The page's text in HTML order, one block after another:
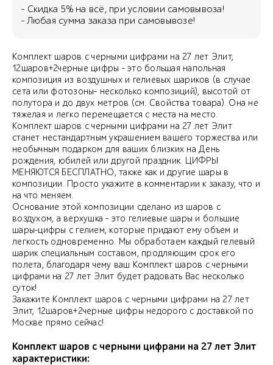
- Скидка 5% на всё, при условии самовывоза!
- Любая сумма заказа при самовывозе!
Комплект шаров с черными цифрами на 27 лет Элит,
12шаров+2черные цифры - это большая напольная
композиция из воздушных и гелиевых шариков (в случае
сета или фотозоны- несколько композиций), высотой от
полутора и до двух метров (см. Свойства товара). Она не
тяжелая и легко перемещается с места на место.
Комплект шаров с черными цифрами на 27 лет Элит
станет нестандартным украшением вашего торжества или
необычным подарком для ваших близких на День
рождения, юбилей или другой праздник. ЦИФРЫ
МЕНЯЮТСЯ БЕСПЛАТНО, также как и другие шары в
композиции. Просто укажите в комментарии к заказу, что и
на что меняем.
Основание этой композиции сделано из шаров с
воздухом, а верхушка - это гелиевые шары и большие
шары-цифры с гелием, которые придают ему объем и
легкость одновременно. Мы обработаем каждый гелевый
шарик специальным составом, продляющим срок его
полета, благодаря чему ваш Комплект шаров с черными
цифрами на 27 лет Элит будет радовать Вас несколько
суток!
Закажите Комплект шаров с черными цифрами на 27 лет
Элит, 12шаров+2черные цифры недорого с доставкой по
Москве прямо сейчас!
Комплект шаров с черными цифрами на 27 лет Элит
характеристики: